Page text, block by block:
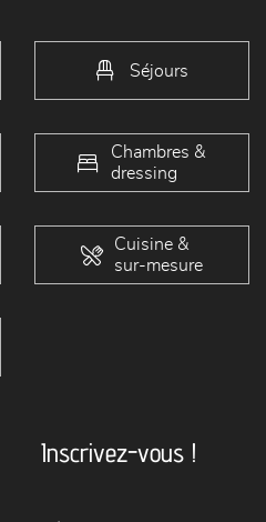
Séjours
Chambres &
dressing
Cuisine &
sur-mesure
Inscrivez-vous !